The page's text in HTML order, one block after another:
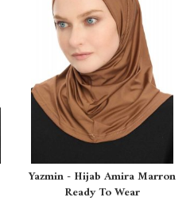
Yazmin - Hijab Amira Marron
Ready To Wear